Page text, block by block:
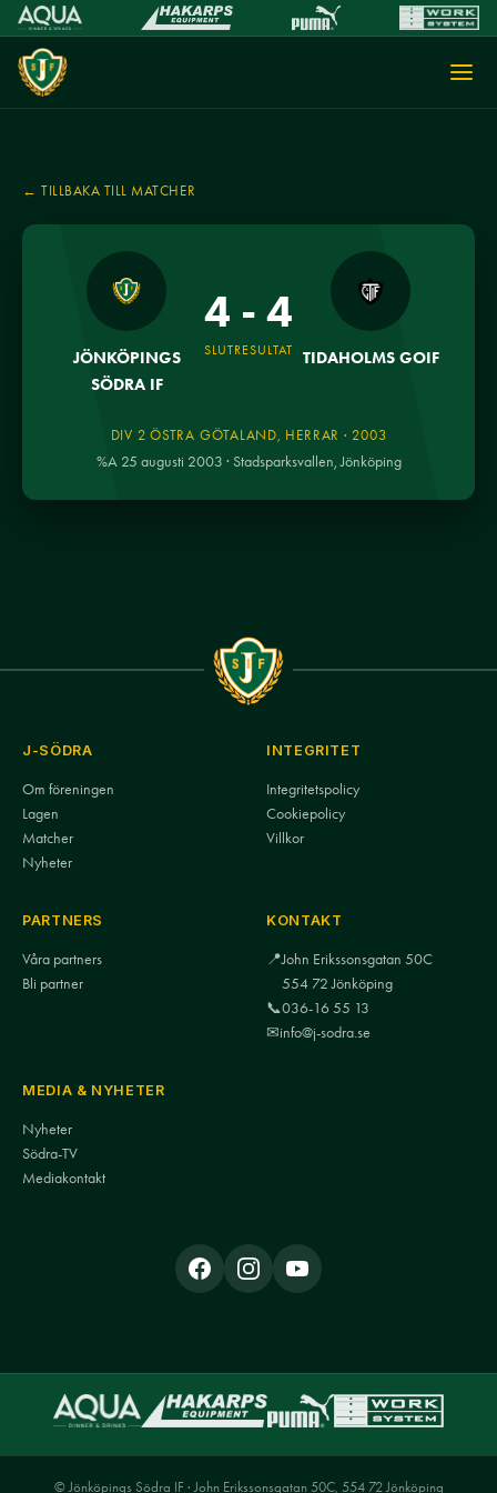
← TILLBAKA TILL MATCHER
JÖNKÖPINGS
SÖDRA IF
4 - 4
SLUTRESULTAT TIDAHOLMS GOIF
DIV 2 ÖSTRA GÖTALAND, HERRAR · 2003
%A 25 augusti 2003 · Stadsparksvallen, Jönköping
J-SÖDRA
Om föreningen
Lagen
Matcher
Nyheter
INTEGRITET
Integritetspolicy
Cookiepolicy
Villkor
PARTNERS
Våra partners
Bli partner
KONTAKT
📍John Erikssonsgatan 50C
554 72 Jönköping
📞036-16 55 13
✉info@j-sodra.se
MEDIA & NYHETER
Nyheter
Södra-TV
Mediakontakt
© Jönköpings Södra IF · John Erikssonsgatan 50C, 554 72 Jönköping